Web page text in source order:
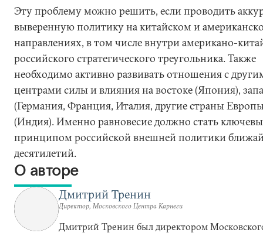
Эту проблему можно решить, если проводить
выверенную политику на китайском и
направлениях, в том числе внутри американо-
российского стратегического треугольника. Также
необходимо активно развивать отношения с
центрами силы и влияния на востоке (Япония),
(Германия, Франция, Италия, другие страны
(Индия). Именно равновесие должно стать
принципом российской внешней политики
десятилетий.
О авторе
Дмитрий Тренин
Директор, Московского Центра Карнеги
Дмитрий Тренин был директором